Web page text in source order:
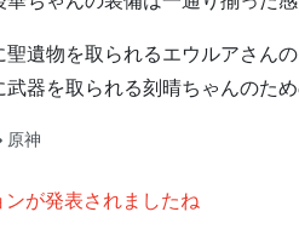
遺物を取られるエウルアさんの
器を取られる刻晴ちゃんのた
原神
ンが発表されましたね